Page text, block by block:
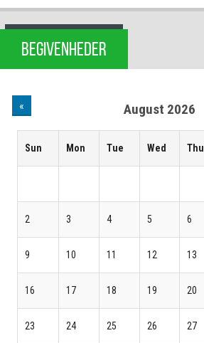
BEGIVENHEDER
« August 2026
Sun Mon Tue Wed Thu
2 3 4 5 6
9 10 11 12 13
16 17 18 19 20
23 24 25 26 27